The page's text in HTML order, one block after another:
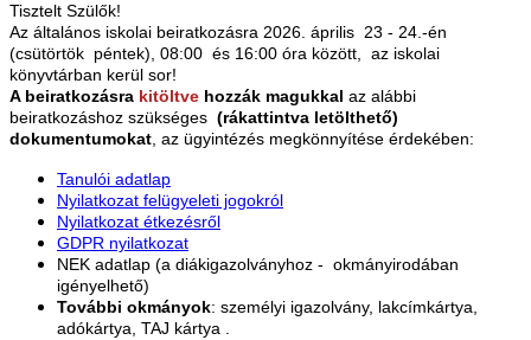
Tisztelt Szülők!
Az általános iskolai beiratkozásra 2026. április 23 - 24.-én
(csütörtök péntek), 08:00 és 16:00 óra között, az iskolai
könyvtárban kerül sor!
A beiratkozásra kitöltve hozzák magukkal az alábbi
beiratkozáshoz szükséges (rákattintva letölthető)
dokumentumokat, az ügyintézés megkönnyítése érdekében:
Tanulói adatlap
Nyilatkozat felügyeleti jogokról
Nyilatkozat étkezésről
GDPR nyilatkozat
NEK adatlap (a diákigazolványhoz - okmányirodában
igényelhető)
További okmányok: személyi igazolvány, lakcímkártya,
adókártya, TAJ kártya .